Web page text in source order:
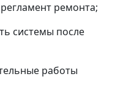
ремонта;
системы после
работы